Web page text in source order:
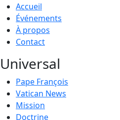
Accueil
Événements
À propos
Contact
Universal
Pape François
Vatican News
Mission
Doctrine